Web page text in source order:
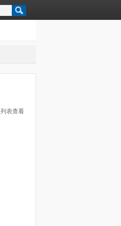
列表查看